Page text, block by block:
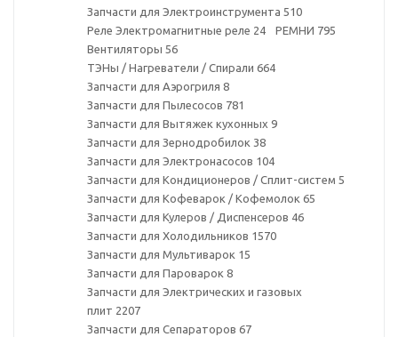
Запчасти для Электроинструмента 510
Реле Электромагнитные реле 24 РЕМНИ 795
Вентиляторы 56
ТЭНы / Нагреватели / Спирали 664
Запчасти для Аэрогриля 8
Запчасти для Пылесосов 781
Запчасти для Вытяжек кухонных 9
Запчасти для Зернодробилок 38
Запчасти для Электронасосов 104
Запчасти для Кондиционеров / Сплит-систем 5
Запчасти для Кофеварок / Кофемолок 65
Запчасти для Кулеров / Диспенсеров 46
Запчасти для Холодильников 1570
Запчасти для Мультиварок 15
Запчасти для Пароварок 8
Запчасти для Электрических и газовых
плит 2207
Запчасти для Сепараторов 67